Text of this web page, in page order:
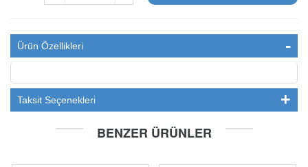
Ürün Özellikleri
Taksit Seçenekleri
BENZER ÜRÜNLER